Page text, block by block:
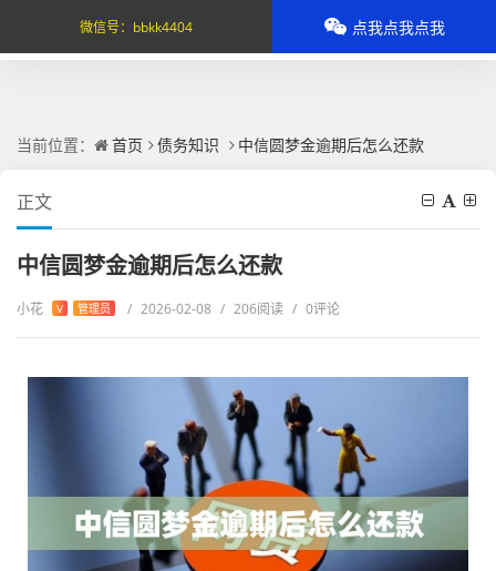
当前位置： 首页 债务知识 中信圆梦金逾期后怎么还款
正文
中信圆梦金逾期后怎么还款
小花 V 管理员 / 2026-02-08 / 206阅读 / 0评论
微信号： bbkk4404 点我点我点我